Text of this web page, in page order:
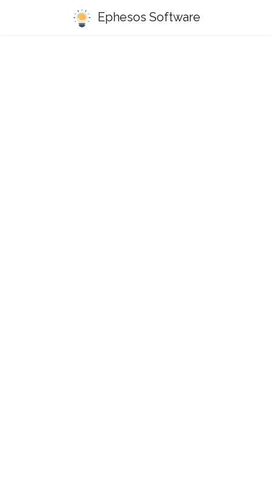
Ephesos Software